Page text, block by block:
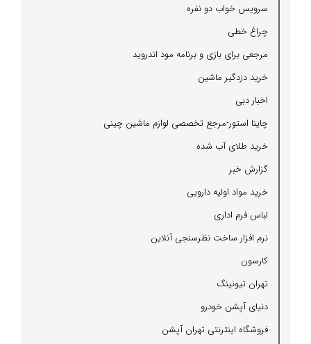
سرویس خواب دو نفره
چراغ خطی
مرجعی برای بازی و برنامه مود اندروید
خرید دزدگیر ماشین
اخبار دبی
چاینا استور-مرجع تخصصی لوازم ماشین چینی
خرید طلای آب شده
گزارش خبر
خرید مواد اولیه دارویی
لباس فرم اداری
نرم افزار ساخت نظرسنجی آنلاین
كارسون
تهران تیونینگ
دنیای آپشن خودرو
فروشگاه اینترنتی تهران آپشن